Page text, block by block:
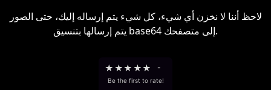
لاحظ أننا لا نخزن أي شيء، كل شيء يتم إرساله إليك، حتى الصور
يتم إرسالها بتنسيق base64 إلى متصفحك.
★ ★★ ★★ -
Be the first to rate!